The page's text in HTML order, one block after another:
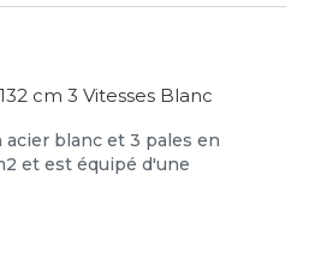
cm 3 Vitesses Blanc
blanc et 3 pales en
et est équipé d'une